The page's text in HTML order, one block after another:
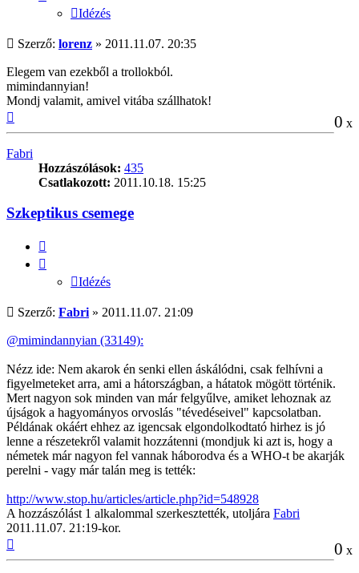
Idézés
Hozzászólás
Szerző: lorenz » 2011.11.07. 20:35
Elegem van ezekből a trollokból.
mimindannyian!
Mondj valamit, amivel vitába szállhatok!
0 x
Fabri
Hozzászólások: 435
Csatlakozott: 2011.10.18. 15:25
Szkeptikus csemege
Idézés
Hozzászólás
Szerző: Fabri » 2011.11.07. 21:09
@mimindannyian (33149):
Nézz ide: Nem akarok én senki ellen áskálódni, csak felhívni a
figyelmeteket arra, ami a hátországban, a hátatok mögött történik.
Mert nagyon sok minden van már felgyűlve, amiket lehoznak az
újságok a hagyományos orvoslás "tévedéseivel" kapcsolatban.
Példának okáért ehhez az igencsak elgondolkodtató hirhez is jó
lenne a részetekről valamit hozzátenni (mondjuk ki azt is, hogy a
németek már nagyon fel vannak háborodva és a WHO-t be akarják
perelni - vagy már talán meg is tették:
http://www.stop.hu/articles/article.php?id=548928
A hozzászólást 1 alkalommal szerkesztették, utoljára Fabri
2011.11.07. 21:19-kor.
0 x